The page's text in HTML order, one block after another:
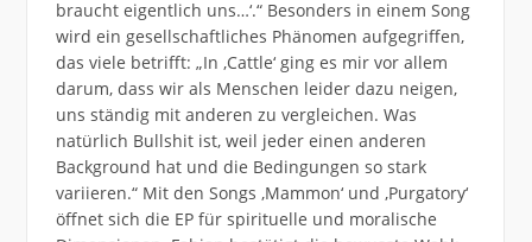
braucht eigentlich uns…‘.“ Besonders in einem Song
wird ein gesellschaftliches Phänomen aufgegriffen,
das viele betrifft: „In ‚Cattle‘ ging es mir vor allem
darum, dass wir als Menschen leider dazu neigen,
uns ständig mit anderen zu vergleichen. Was
natürlich Bullshit ist, weil jeder einen anderen
Background hat und die Bedingungen so stark
variieren.“ Mit den Songs ,Mammon‘ und ,Purgatory‘
öffnet sich die EP für spirituelle und moralische